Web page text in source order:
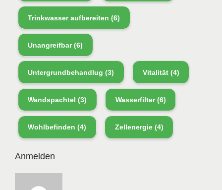
Trinkwasser aufbereiten (6)
Unangreifbar(6)
Untergrundbehandlug (3) Vitalität(4)
Wandspachtel (3) Wasserfilter(6)
Wohlbefinden (4) Zellenergie(4)
Anmelden